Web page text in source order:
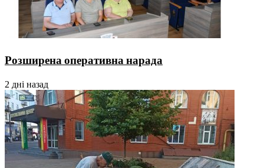
Розширена оперативна нарада
2 дні назад